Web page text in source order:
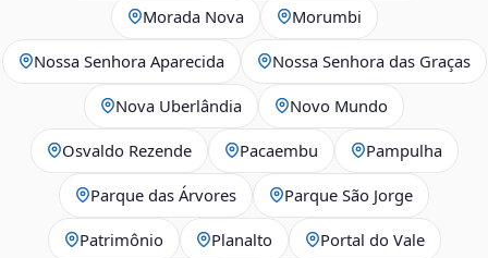
Morada Nova Morumbi
Nossa Senhora Aparecida Nossa Senhora das Graças
Nova Uberlândia Novo Mundo
Osvaldo Rezende Pacaembu Pampulha
Parque das Árvores Parque São Jorge
Patrimônio Planalto Portal do Vale